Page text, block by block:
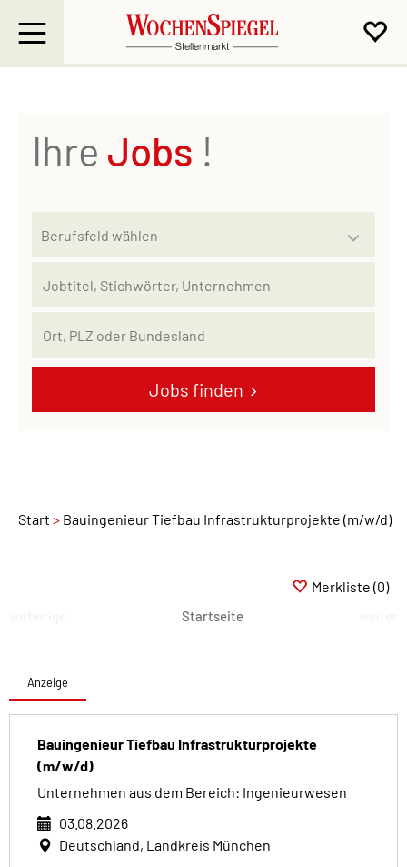
Ihre Jobs !
Jobs finden
Start Bauingenieur Tiefbau Infrastrukturprojekte (m/w/d)
Merkliste (0)
Startseite
Anzeige
Bauingenieur Tiefbau Infrastrukturprojekte
(m/w/d)
Unternehmen aus dem Bereich: Ingenieurwesen
03.08.2026
Deutschland, Landkreis München